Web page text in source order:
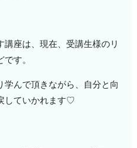
座は、現在、受講生様のリ
す。
学んで頂きながら、自分と向
していかれます♡